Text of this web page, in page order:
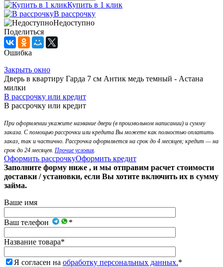
Купить в 1 клик
В рассрочку
Недоступно
Поделиться
Ошибка
Закрыть окно
Дверь в квартиру Гарда 7 см Антик медь темный - Астана
милки
В рассрочку или кредит
В рассрочку или кредит
При оформлении укажите название двери (в произвольном написании) и сумму
заказа. С помощью рассрочки или кредита Вы можете как полностью оплатить
заказ, так и частично. Рассрочка оформляется на срок до 4 месяцев; кредит — на
срок до 24 месяцев. Прочие условия.
Оформить рассрочкуОформить кредит
Заполните форму ниже , и мы отправим расчет стоимости
доставки / установки, если Вы хотите включить их в сумму
займа.
Ваше имя
Ваш телефон *
Название товара*
Я согласен на обработку персональных данных.*